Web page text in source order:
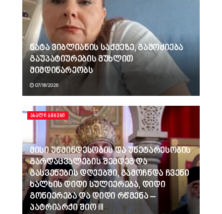
ნატა ვიბლიანის საქმეზე, გამოძიება
გაუპატიურების მუხლით
მიმდინარეობს
07/18/2026
ᲐᲮᲐᲚᲘ ᲐᲛᲑᲔᲑᲘ
მისი უწმინდესობის და უნეტარესობის
გარდაცვალების შემდეგ და
გასვენების დღეებში, გამოჩნდა ჩვენი
ხალხის დიდი სულიერება, დიდი
გონიერება და დიდი რწმენა –
პატრიარქი შიო III